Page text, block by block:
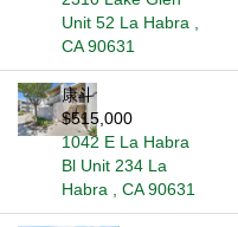
Unit 52 La Habra ,
CA 90631
康斗
$515,000
1042 E La Habra
Bl Unit 234 La
Habra , CA 90631